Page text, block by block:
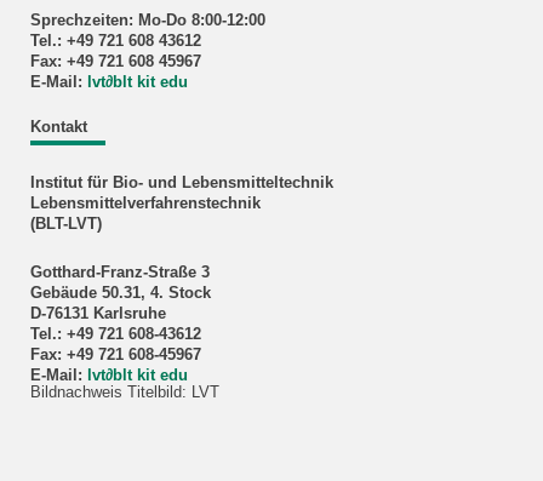
Sprechzeiten: Mo-Do 8:00-12:00
Tel.: +49 721 608 43612
Fax: +49 721 608 45967
E-Mail:
lvt∂blt kit edu
Kontakt
Institut für Bio- und Lebensmitteltechnik
Lebensmittelverfahrenstechnik
(BLT-LVT)
Gotthard-Franz-Straße 3
Gebäude 50.31, 4. Stock
D-76131 Karlsruhe
Tel.: +49 721 608-43612
Fax: +49 721 608-45967
E-Mail:
lvt∂blt kit edu
Bildnachweis Titelbild: LVT